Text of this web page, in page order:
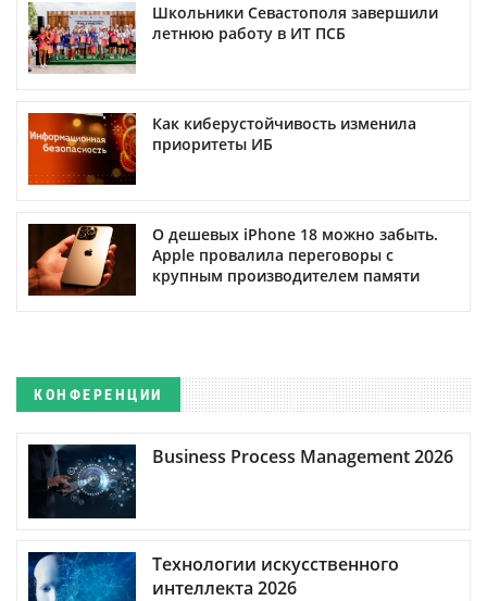
Школьники Севастополя завершили
летнюю работу в ИТ ПСБ
Как киберустойчивость изменила
приоритеты ИБ
О дешевых iPhone 18 можно забыть.
Apple провалила переговоры с
крупным производителем памяти
КОНФЕРЕНЦИИ
Business Process Management 2026
Технологии искусственного
интеллекта 2026